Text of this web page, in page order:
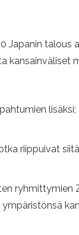
Japanin talous
kansainväliset
riippuivat
ryhmittymien